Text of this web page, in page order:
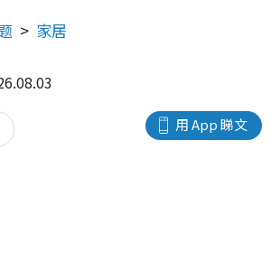
家居
用 App 睇文